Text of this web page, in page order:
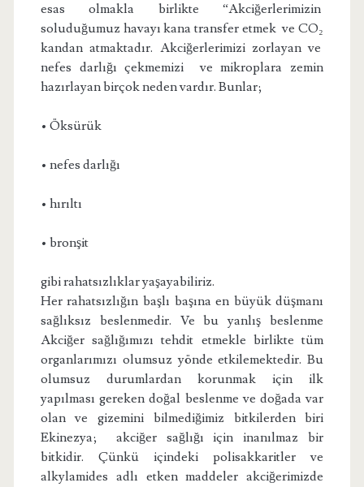
esas olmakla birlikte “Akciğerlerimizin
soluduğumuz havayı kana transfer etmek ve CO₂
kandan atmaktadır. Akciğerlerimizi zorlayan ve
nefes darlığı çekmemizi ve mikroplara zemin
hazırlayan birçok neden vardır. Bunlar;
• Öksürük
• nefes darlığı
• hırıltı
• bronşit
gibi rahatsızlıklar yaşayabiliriz.
Her rahatsızlığın başlı başına en büyük düşmanı
sağlıksız beslenmedir. Ve bu yanlış beslenme
Akciğer sağlığımızı tehdit etmekle birlikte tüm
organlarımızı olumsuz yönde etkilemektedir. Bu
olumsuz durumlardan korunmak için ilk
yapılması gereken doğal beslenme ve doğada var
olan ve gizemini bilmediğimiz bitkilerden biri
Ekinezya; akciğer sağlığı için inanılmaz bir
bitkidir. Çünkü içindeki polisakkaritler ve
alkylamides adlı etken maddeler akciğerimizde